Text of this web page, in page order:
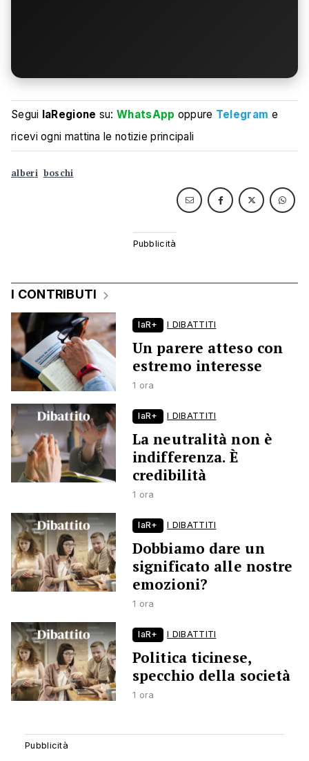
Segui laRegione su:WhatsApp oppure Telegram e
ricevi ogni mattina le notizie principali
alberi boschi
I CONTRIBUTI
laR+ I DIBATTITI
Un parere atteso con
estremo interesse
1 ora
laR+ I DIBATTITI
La neutralità non è
indifferenza. È
credibilità
1 ora
laR+ I DIBATTITI
Dobbiamo dare un
significato alle nostre
emozioni?
1 ora
laR+ I DIBATTITI
Politica ticinese,
specchio della società
1 ora